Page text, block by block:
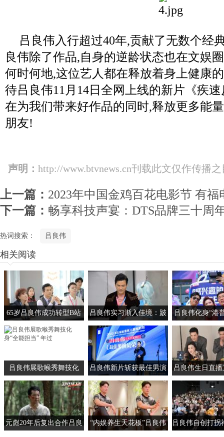
吕良伟入行超过40年,贡献了无数个经
良伟除了作品,自身的逆龄状态也在文娱
何时何地,这位艺人都在释放着身上健康
待吕良伟11月14日全网上线的新片《疾
在为我们带来好作品的同时,释放更多能
朋友!
声明：http://www.btvnews.cn刊载此文仅作传播
上一篇： 2023年中国金鸡百花电影节 有
下一篇： 畅享科技声宴：DTS品牌三十周
热词搜索： 吕良伟
相关阅读
65岁吕良伟成功转型B站
实习生 面试间隙不经意小
动作引热议
吕良伟实习渐入佳境：跛
豪附体“制霸”办公区 健身
房小试牛刀看呆后生仔
吕良伟化身“港
果不断，龙袍
Cosplay新
吕良伟展歌喉秀舞技化
身“全能担当” 年过六旬却
活成青年人都向往的样子
吕良伟新片斩获最佳男演
员 影片中硬核肌肉线条令
人垂涎
吕良伟生日直
时在线近15万人
动宛若热恋
元彪20年后复出合作吕良
“内娱养生天花板”吕良伟
吕良伟自创打拐